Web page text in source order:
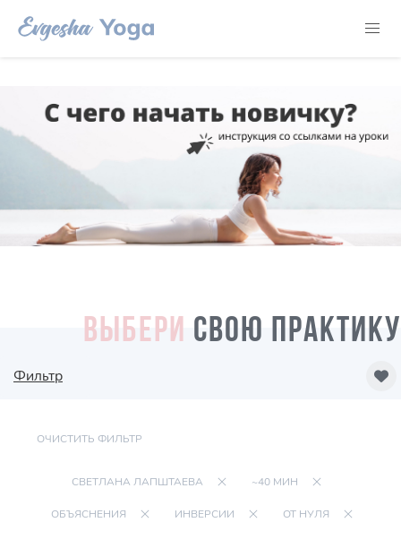
ВЫБЕРИ СВОЮ ПРАКТИКУ
Фильтр
ОЧИСТИТЬ ФИЛЬТР
СВЕТЛАНА ЛАПШТАЕВА ~40 МИН
ОБЪЯСНЕНИЯ ИНВЕРСИИ ОТ НУЛЯ